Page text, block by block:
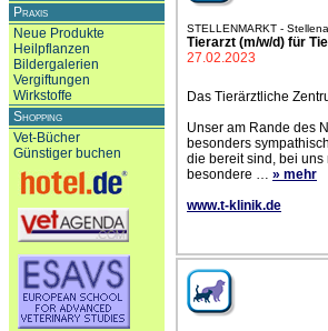
Praxis
Neue Produkte
Heilpflanzen
Bildergalerien
Vergiftungen
Wirkstoffe
Shopping
Vet-Bücher
Günstiger buchen
STELLENMARKT -
Tierarzt (m/w/d) für
27.02.2023
Das Tierärztliche
Unser am Rande des
besonders
die bereit sind, bei
besondere … » mehr
www.t-klinik.de